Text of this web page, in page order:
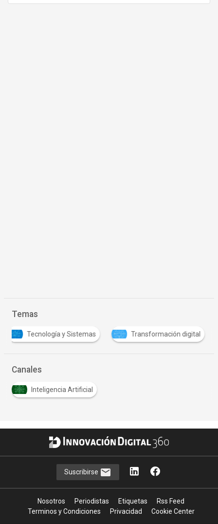
Temas
Tecnología y Sistemas Transformación digital
Canales
Inteligencia Artificial
Suscribirse
Nosotros Periodistas Etiquetas
Rss Feed
Terminos y Condiciones
Privacidad Cookie Center